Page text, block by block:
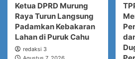
Ketua DPRD Murung
Raya Turun Langsung
Padamkan Kebakaran
Lahan di Puruk Cahu
redaksi 3